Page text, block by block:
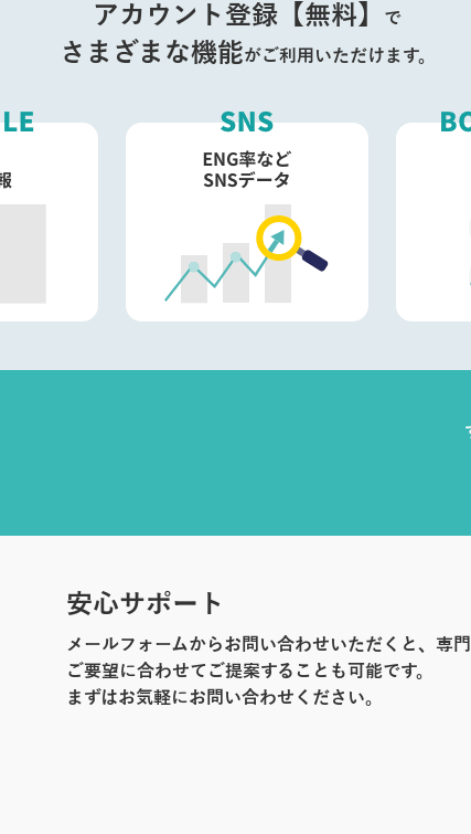
アカウント登録【無料】 で
さまざまな機能がご利用いただけます。
安心サポート
メールフォームからお問い合わせいただくと、専
ご要望に合わせてご提案することも可能です。
まずはお気軽にお問い合わせください。